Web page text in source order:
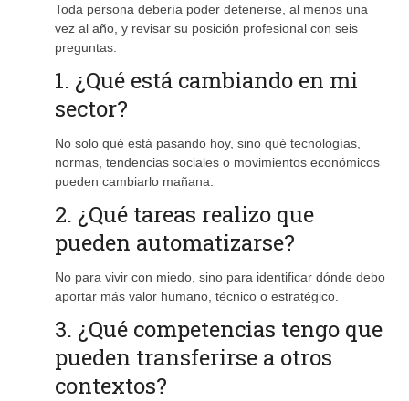
Toda persona debería poder detenerse, al menos una
vez al año, y revisar su posición profesional con seis
preguntas:
1. ¿Qué está cambiando en mi
sector?
No solo qué está pasando hoy, sino qué tecnologías,
normas, tendencias sociales o movimientos económicos
pueden cambiarlo mañana.
2. ¿Qué tareas realizo que
pueden automatizarse?
No para vivir con miedo, sino para identificar dónde debo
aportar más valor humano, técnico o estratégico.
3. ¿Qué competencias tengo que
pueden transferirse a otros
contextos?